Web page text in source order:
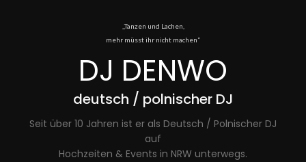
,,Tanzen und Lachen,
mehr müsst ihr nicht machen“
DJ DENWO
deutsch / polnischer DJ
Seit über 10 Jahren ist er als Deutsch / Polnischer DJ
auf
Hochzeiten & Events in NRW unterwegs.